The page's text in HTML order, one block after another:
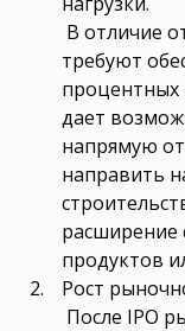
В отличие
требуют
процентных
дает
напрямую
направить
расширение
продуктов
Рост
После IPO